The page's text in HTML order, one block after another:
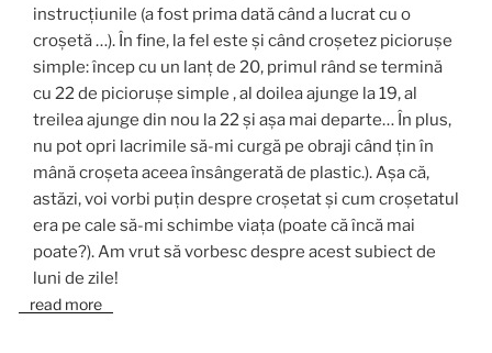
instrucțiunile (a fost prima dată când a lucrat cu o
croșetă …). În fine, la fel este și când croșetez piciorușe
simple: încep cu un lanț de 20, primul rând se termină
cu 22 de piciorușe simple , al doilea ajunge la 19, al
treilea ajunge din nou la 22 și așa mai departe… În plus,
nu pot opri lacrimile să-mi curgă pe obraji când țin în
mână croșeta aceea însângerată de plastic.). Așa că,
astăzi, voi vorbi puțin despre croșetat și cum croșetatul
era pe cale să-mi schimbe viața (poate că încă mai
poate?). Am vrut să vorbesc despre acest subiect de
luni de zile!
read more